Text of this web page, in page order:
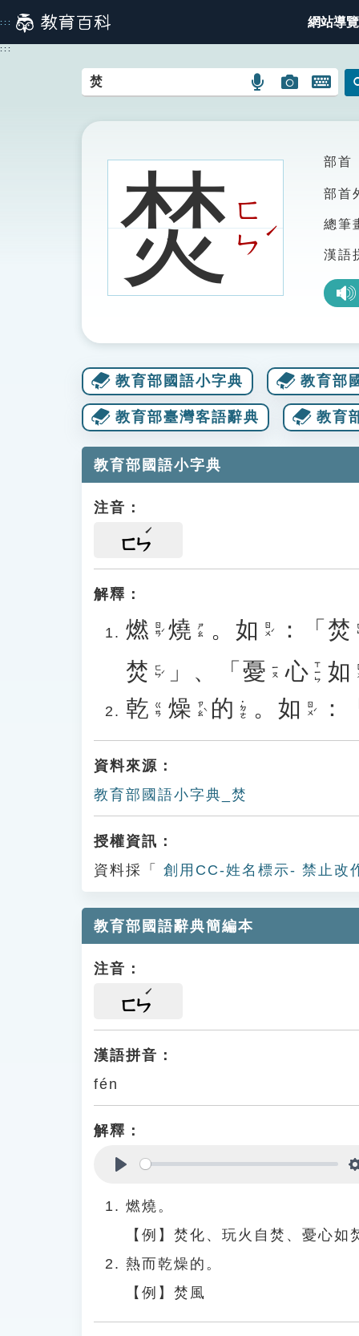
到
主
::: 網站導覽
:::
語
搜
圖
圖
搜
開
鍵
圖
焚ㄈ
ㄣ
ˊ
部首
部首
總筆
漢語
教育部國語小字典 教育部
教育部臺灣客語辭典 教育
教育部國語小字典
注音：
ㄈㄣ
解釋：
燃 ㄖㄢˊ 燒 ㄕㄠ 。 如 ㄖㄨˊ ：「 焚
焚 ㄈㄣˊ 」、「 憂 ㄧㄡ 心 ㄒㄧㄣ 如
乾 ㄍㄢ 燥 ㄗㄠˋ 的 ˙ㄉㄜ 。 如 ㄖㄨˊ ：
資料來源：
教育部國語小字典_焚
授權資訊：
資料採「
創用CC-姓名標示- 禁止改
教育部國語辭典簡編本
注音：
ㄈㄣ
漢語拼音：
fén
解釋：
燃燒。
【例】焚化、玩火自焚、憂心如
熱而乾燥的。
【例】焚風